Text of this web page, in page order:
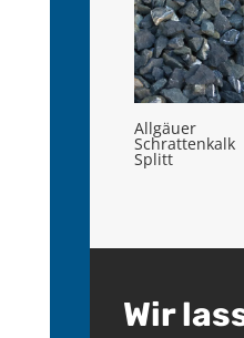
Allgäuer
Schrattenkalk
Splitt
Wir